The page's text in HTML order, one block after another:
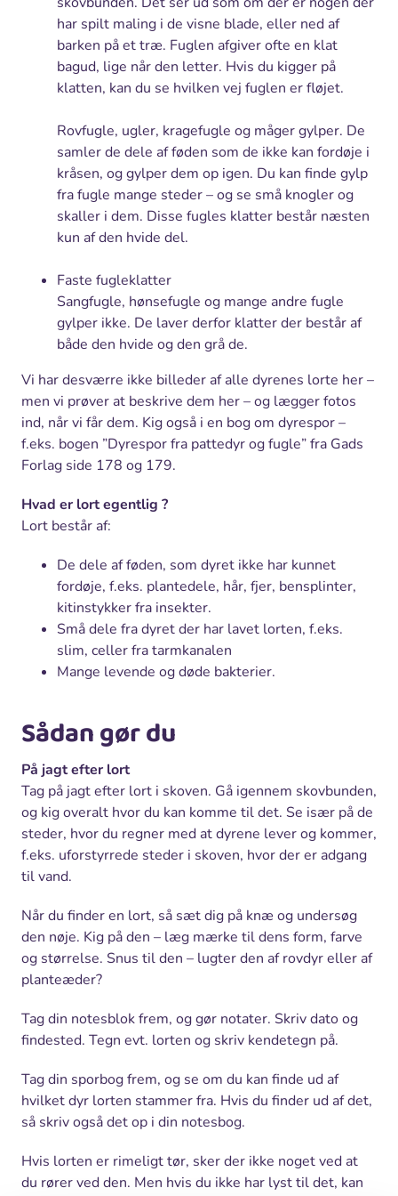
har spilt maling i de visne blade, eller ned af
barken på et træ. Fuglen afgiver ofte en klat
bagud, lige når den letter. Hvis du kigger på
klatten, kan du se hvilken vej fuglen er fløjet.
Rovfugle, ugler, kragefugle og måger gylper. De
samler de dele af føden som de ikke kan fordøje i
kråsen, og gylper dem op igen. Du kan finde gylp
fra fugle mange steder – og se små knogler og
skaller i dem. Disse fugles klatter består næsten
kun af den hvide del.
Faste fugleklatter
Sangfugle, hønsefugle og mange andre fugle
gylper ikke. De laver derfor klatter der består af
både den hvide og den grå de.
Vi har desværre ikke billeder af alle dyrenes lorte her –
men vi prøver at beskrive dem her – og lægger fotos
ind, når vi får dem. Kig også i en bog om dyrespor –
f.eks. bogen ”Dyrespor fra pattedyr og fugle” fra Gads
Forlag side 178 og 179.
Hvad er lort egentlig ?
Lort består af:
De dele af føden, som dyret ikke har kunnet
fordøje, f.eks. plantedele, hår, fjer, bensplinter,
kitinstykker fra insekter.
Små dele fra dyret der har lavet lorten, f.eks.
slim, celler fra tarmkanalen
Mange levende og døde bakterier.
Sådan gør du
På jagt efter lort
Tag på jagt efter lort i skoven. Gå igennem skovbunden,
og kig overalt hvor du kan komme til det. Se især på de
steder, hvor du regner med at dyrene lever og kommer,
f.eks. uforstyrrede steder i skoven, hvor der er adgang
til vand.
Når du finder en lort, så sæt dig på knæ og undersøg
den nøje. Kig på den – læg mærke til dens form, farve
og størrelse. Snus til den – lugter den af rovdyr eller af
planteæder?
Tag din notesblok frem, og gør notater. Skriv dato og
findested. Tegn evt. lorten og skriv kendetegn på.
Tag din sporbog frem, og se om du kan finde ud af
hvilket dyr lorten stammer fra. Hvis du finder ud af det,
så skriv også det op i din notesbog.
Hvis lorten er rimeligt tør, sker der ikke noget ved at
du rører ved den. Men hvis du ikke har lyst til det, kan